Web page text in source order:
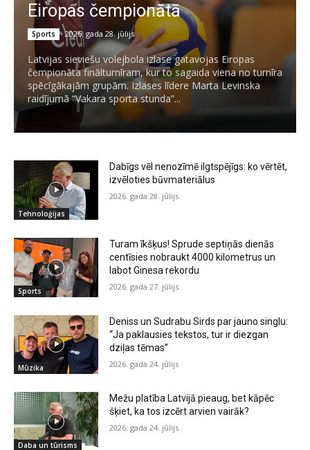
Eiropas čempionātā
Sports 2026. gada 28. jūlijs
Latvijas sieviešu volejbola izlase gatavojas Eiropas
čempionāta finālturnīram, kur to sagaida viena no turnīra
spēcīgākajām grupām. Izlases līdere Marta Levinska
raidījumā “Vakara sporta stunda”...
Tehnoloģijas
Dabīgs vēl nenozīmē ilgtspējīgs: ko vērtēt,
izvēloties būvmateriālus
2026. gada 28. jūlijs
Sports
Turam īkšķus! Sprude septiņās dienās
centīsies nobraukt 4000 kilometrus un
labot Ginesa rekordu
2026. gada 27. jūlijs
Mūzika
Deniss un Sudrabu Sirds par jauno singlu:
“Ja paklausies tekstos, tur ir diezgan
dziļas tēmas”
2026. gada 24. jūlijs
Daba un tūrisms
Mežu platība Latvijā pieaug, bet kāpēc
šķiet, ka tos izcērt arvien vairāk?
2026. gada 24. jūlijs